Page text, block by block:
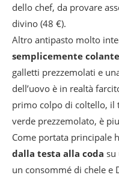
dello chef, da provare
divino (48 €).
Altro antipasto molto
semplicemente colante
galletti prezzemolati e
dell’uovo è in realtà
primo colpo di coltello, il
verde prezzemolato, è
Come portata principale
dalla testa alla coda su
un consommé di chele e